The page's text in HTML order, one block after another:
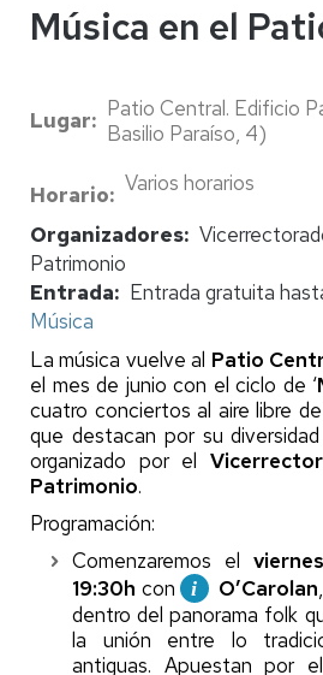
Música en el
Lugar
Patio Central. Edificio
Basilio Paraíso, 4)
Horario
Varios horarios
Organizadores
Patrimonio
Entrada
Entrada gratuita
Música
La música vuelve al Patio
el mes de junio con el ciclo de ‘
cuatro conciertos al aire libre
que destacan por su
organizado por el
Patrimonio.
Programación:
Comenzaremos el
19:30h con O’Carolan
dentro del panorama folk
la unión entre lo
antiguas. Apuestan por